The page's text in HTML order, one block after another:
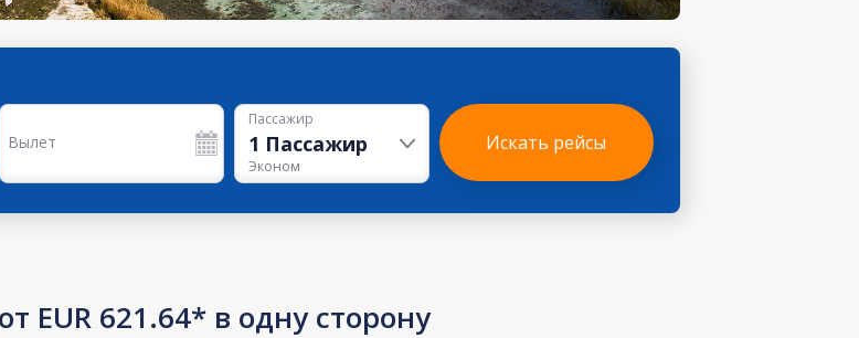
Вылет
Пассажир
1 Пассажир
Эконом
Искать рейсы
EUR 621.64* в одну сторону